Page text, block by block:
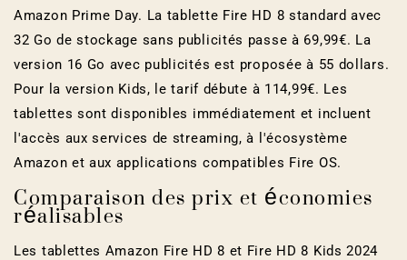
Amazon Prime Day. La tablette Fire HD 8 standard avec
32 Go de stockage sans publicités passe à 69,99€. La
version 16 Go avec publicités est proposée à 55 dollars.
Pour la version Kids, le tarif débute à 114,99€. Les
tablettes sont disponibles immédiatement et incluent
l'accès aux services de streaming, à l'écosystème
Amazon et aux applications compatibles Fire OS.
Comparaison des prix et économies
réalisables
Les tablettes Amazon Fire HD 8 et Fire HD 8 Kids 2024